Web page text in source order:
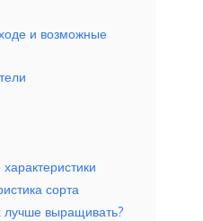
и возможные
сорта
лучше выращивать?